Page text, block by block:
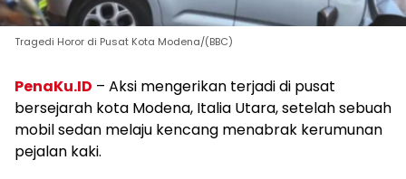
Tragedi Horor di Pusat Kota Modena/(BBC)
PenaKu.ID – Aksi mengerikan terjadi di pusat
bersejarah kota Modena, Italia Utara, setelah sebuah
mobil sedan melaju kencang menabrak kerumunan
pejalan kaki.